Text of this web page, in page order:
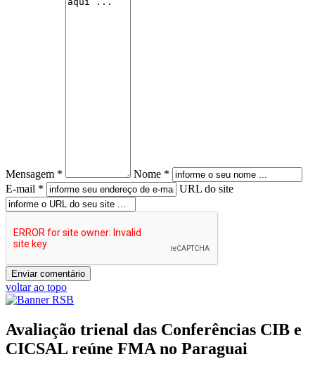
Mensagem *
Nome *
E-mail *
URL do site
voltar ao topo
Avaliação trienal das Conferências CIB e
CICSAL reúne FMA no Paraguai